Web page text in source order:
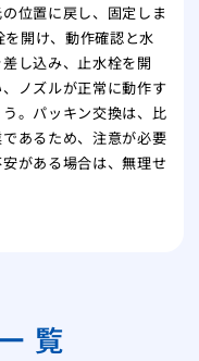
位置に戻し、固定しま
開け、動作確認と水
し込み、止水栓を開
ノズルが正常に動作す
。パッキン交換は、比
あるため、注意が必要
がある場合は、無理せ
覧